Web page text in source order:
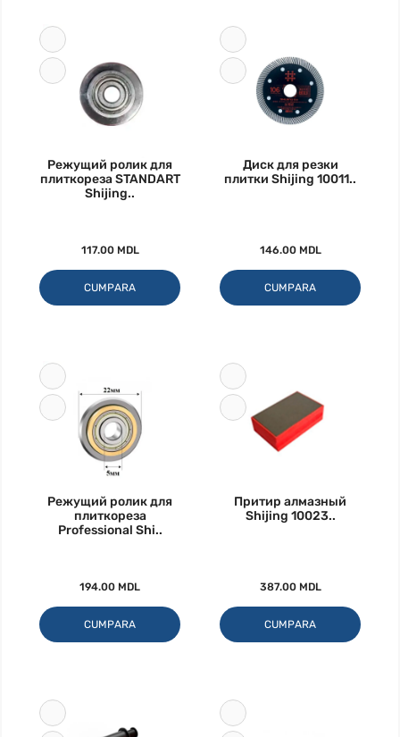
Режущий ролик для
плиткореза STANDART
Shijing..
117.00 MDL
CUMPARA
Диск для резки
плитки Shijing 10011..
146.00 MDL
CUMPARA
Режущий ролик для
плиткореза
Professional Shi..
194.00 MDL
CUMPARA
Притир алмазный
Shijing 10023..
387.00 MDL
CUMPARA